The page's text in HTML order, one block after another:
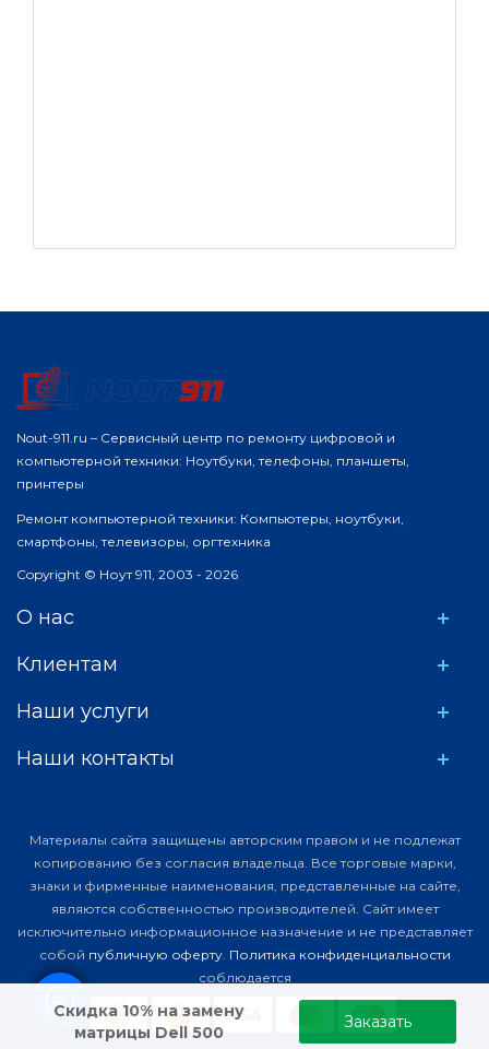
Скидка 10% на замену
матрицы Dell 500
Заказать
Nout-911.ru – Сервисный центр по ремонту цифровой и
компьютерной техники: Ноутбуки, телефоны, планшеты,
принтеры
Ремонт компьютерной техники: Компьютеры, ноутбуки,
смартфоны, телевизоры, оргтехника
Copyright © Ноут 911, 2003 - 2026
О нас
Клиентам
Наши услуги
Наши контакты
Материалы сайта защищены авторским правом и не подлежат
копированию без согласия владельца. Все торговые марки,
знаки и фирменные наименования, представленные на сайте,
являются собственностью производителей. Сайт имеет
исключительно информационное назначение и не представляет
собой публичную оферту. Политика конфиденциальности
соблюдается